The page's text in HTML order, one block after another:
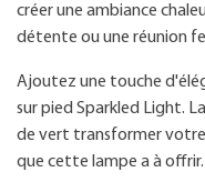
créer une ambiance
détente ou une réunion
Ajoutez une touche
sur pied Sparkled Light.
de vert transformer
que cette lampe a à offrir.